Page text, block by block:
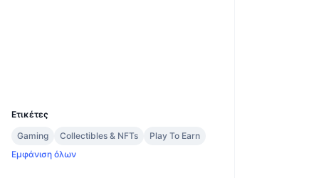
Ετικέτες
Gaming
Collectibles & NFTs
Play To Earn
Εμφάνιση όλων